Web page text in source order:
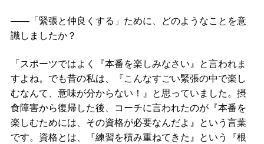
――「緊張と仲良くする」ために、どのようなことを意
識しましたか？
「スポーツではよく『本番を楽しみなさい』と言われま
すよね。でも昔の私は、『こんなすごい緊張の中で楽し
むなんて、意味が分からない！』と思っていました。摂
食障害から復帰した後、コーチに言われたのが『本番を
楽しむためには、その資格が必要なんだよ』という言葉
です。資格とは、『練習を積み重ねてきた』という『根